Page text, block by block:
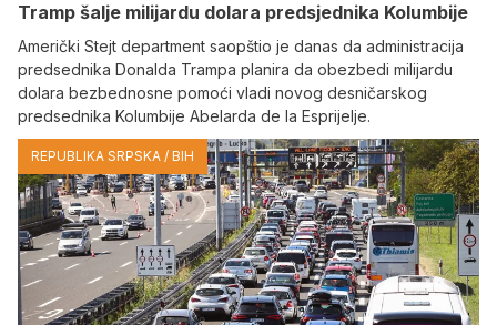
Tramp šalje milijardu dolara predsjednika Kolumbije
Američki Stejt department saopštio je danas da administracija
predsednika Donalda Trampa planira da obezbedi milijardu
dolara bezbednosne pomoći vladi novog desničarskog
predsednika Kolumbije Abelarda de la Esprijelje.
REPUBLIKA SRPSKA / BIH